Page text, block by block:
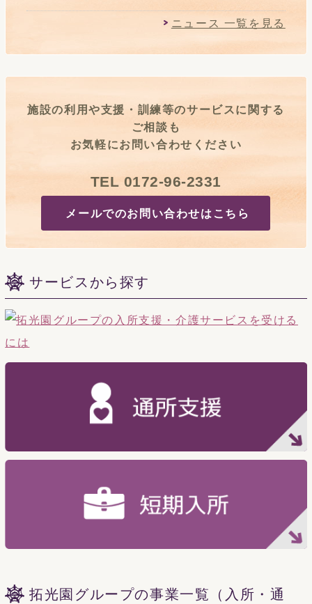
ニュース 一覧を見る
施設の利用や支援・訓練等のサービスに関する
ご相談も
お気軽にお問い合わせください
TEL 0172-96-2331
メールでのお問い合わせはこちら
サービスから探す
拓光園グループの事業一覧（入所・通